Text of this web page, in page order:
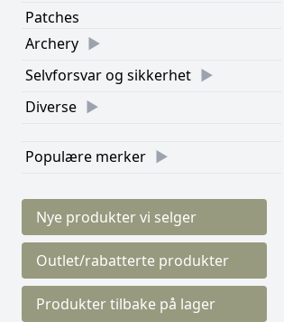
Patches
Archery
Selvforsvar og sikkerhet
Diverse
Populære merker
Nye produkter vi selger
Outlet/rabatterte produkter
Produkter tilbake på lager